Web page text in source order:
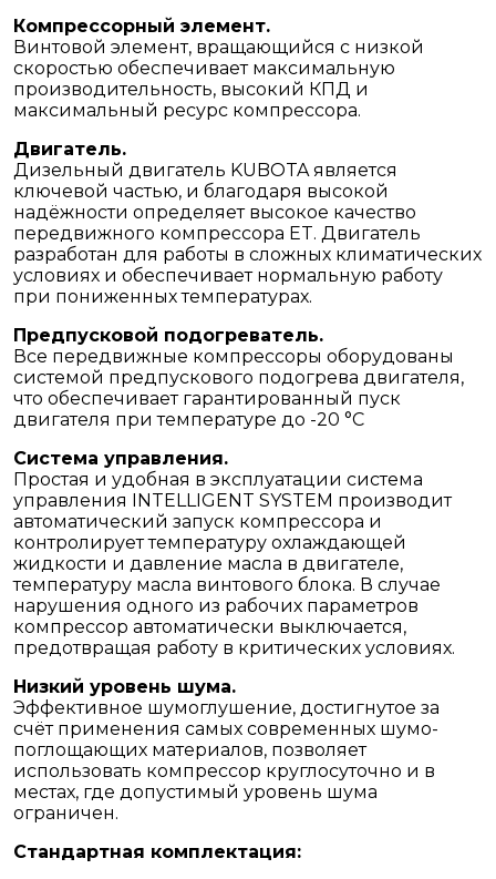
Компрессорный элемент.
Винтовой элемент, вращающийся с низкой
скоростью обеспечивает максимальную
производительность, высокий КПД и
максимальный ресурс компрессора.
Двигатель.
Дизельный двигатель KUBOTA является
ключевой частью, и благодаря высокой
надёжности определяет высокое качество
передвижного компрессора ET. Двигатель
разработан для работы в сложных климатических
условиях и обеспечивает нормальную работу
при пониженных температурах.
Предпусковой подогреватель.
Все передвижные компрессоры оборудованы
системой предпускового подогрева двигателя,
что обеспечивает гарантированный пуск
двигателя при температуре до -20 °C
Система управления.
Простая и удобная в эксплуатации система
управления INTELLIGENT SYSTEM производит
автоматический запуск компрессора и
контролирует температуру охлаждающей
жидкости и давление масла в двигателе,
температуру масла винтового блока. В случае
нарушения одного из рабочих параметров
компрессор автоматически выключается,
предотвращая работу в критических условиях.
Низкий уровень шума.
Эффективное шумоглушение, достигнутое за
счёт применения самых современных шумо-
поглощающих материалов, позволяет
использовать компрессор круглосуточно и в
местах, где допустимый уровень шума
ограничен.
Стандартная комплектация: